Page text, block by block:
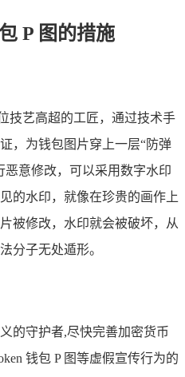
P 图的措施
技艺高超的工匠，通过技术手
，为钱包图片穿上一层“防弹
意修改，可以采用数字水印
的水印，就像在珍贵的画作上
被修改，水印就会被破坏，从
分子无处遁形。
的守护者,尽快完善加密货币
钱包 P 图等虚假宣传行为的